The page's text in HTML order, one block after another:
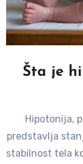
Šta je
Hipotonija, poznata i kao smanjeni mišićni tonus,
predstavlja
stabilnost tela